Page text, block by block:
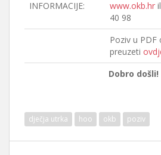
INFORMACIJE:
www.okb.hr
40 98
Poziv u PDF
preuzeti
Dobro došli!
dječja utrka hoo okb poziv